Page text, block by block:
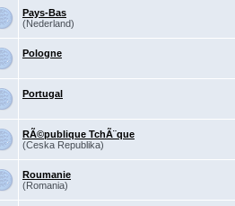
Pays-Bas
(Nederland)
Pologne
Portugal
RÃ©publique TchÃ¨que
(Ceska Republika)
Roumanie
(Romania)